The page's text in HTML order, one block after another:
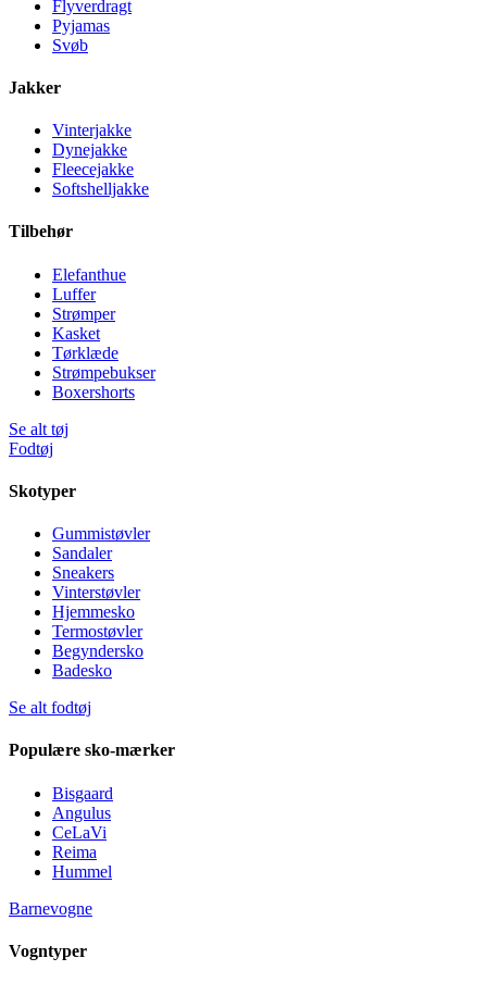
Flyverdragt
Pyjamas
Svøb
Jakker
Vinterjakke
Dynejakke
Fleecejakke
Softshelljakke
Tilbehør
Elefanthue
Luffer
Strømper
Kasket
Tørklæde
Strømpebukser
Boxershorts
Se alt tøj
Fodtøj
Skotyper
Gummistøvler
Sandaler
Sneakers
Vinterstøvler
Hjemmesko
Termostøvler
Begyndersko
Badesko
Se alt fodtøj
Populære sko-mærker
Bisgaard
Angulus
CeLaVi
Reima
Hummel
Barnevogne
Vogntyper